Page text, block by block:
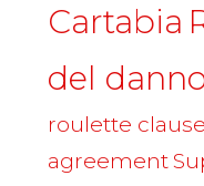
Cartabia
del
roulette clause
agreement